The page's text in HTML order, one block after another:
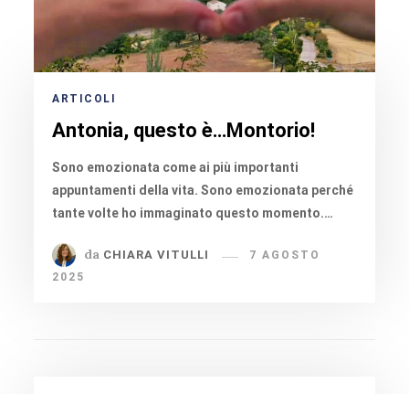
ARTICOLI
Antonia, questo è…Montorio!
Sono emozionata come ai più importanti
appuntamenti della vita. Sono emozionata perché
tante volte ho immaginato questo momento.…
da CHIARA VITULLI
7 AGOSTO
2025